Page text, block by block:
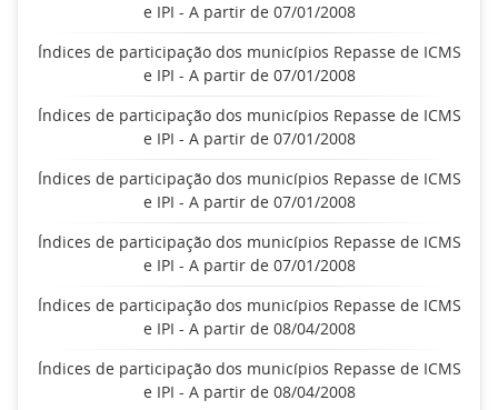
e IPI - A partir de 07/01/2008
Índices de participação dos municípios Repasse de ICMS
e IPI - A partir de 07/01/2008
Índices de participação dos municípios Repasse de ICMS
e IPI - A partir de 07/01/2008
Índices de participação dos municípios Repasse de ICMS
e IPI - A partir de 07/01/2008
Índices de participação dos municípios Repasse de ICMS
e IPI - A partir de 07/01/2008
Índices de participação dos municípios Repasse de ICMS
e IPI - A partir de 08/04/2008
Índices de participação dos municípios Repasse de ICMS
e IPI - A partir de 08/04/2008